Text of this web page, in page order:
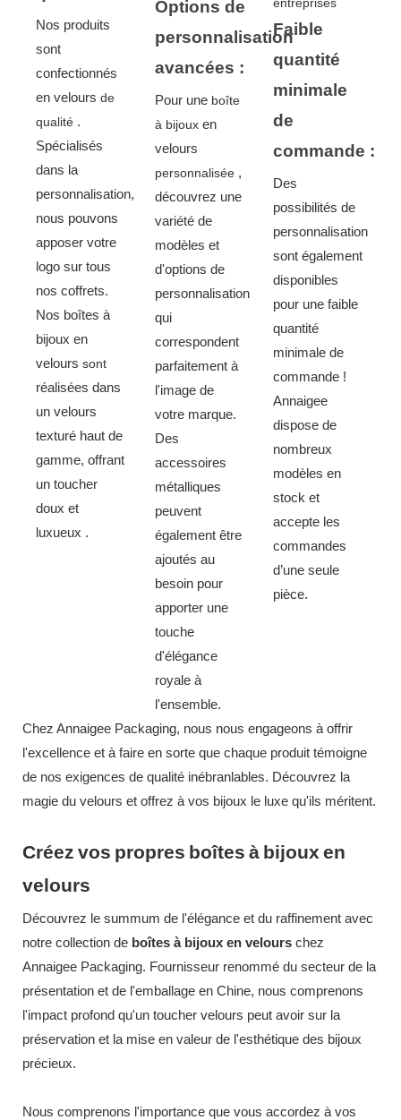
Nos produits
sont
confectionnés
en velours de
qualité .
Spécialisés
dans la
personnalisation,
nous pouvons
apposer votre
logo sur tous
nos coffrets.
Nos boîtes à
bijoux en
velours sont
réalisées dans
un velours
texturé haut de
gamme, offrant
un toucher
doux et
luxueux .
Options de
personnalisation
avancées :
Pour uneboîte
à bijoux en
velours
personnalisée ,
découvrez une
variété de
modèles et
d'options de
personnalisation
qui
correspondent
parfaitement à
l'image de
votre marque.
Des
accessoires
métalliques
peuvent
également être
ajoutés au
besoin pour
apporter une
touche
d'élégance
royale à
l'ensemble.
Faible
quantité
minimale
de
commande :
Des
possibilités de
personnalisation
sont également
disponibles
pour une faible
quantité
minimale de
commande !
Annaigee
dispose de
nombreux
modèles en
stock et
accepte les
commandes
d’une seule
pièce.
Chez Annaigee Packaging, nous nous engageons à offrir
l'excellence et à faire en sorte que chaque produit témoigne
de nos exigences de qualité inébranlables. Découvrez la
magie du velours et offrez à vos bijoux le luxe qu'ils méritent.
Créez vos propres boîtes à bijoux en
velours
Découvrez le summum de l'élégance et du raffinement avec
notre collection de boîtes à bijoux en velours chez
Annaigee Packaging. Fournisseur renommé du secteur de la
présentation et de l'emballage en Chine, nous comprenons
l'impact profond qu'un toucher velours peut avoir sur la
préservation et la mise en valeur de l'esthétique des bijoux
précieux.
Nous comprenons l'importance que vous accordez à vos